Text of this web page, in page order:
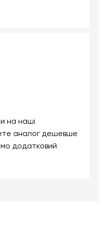
на наші
аналог дешевше
додатковий